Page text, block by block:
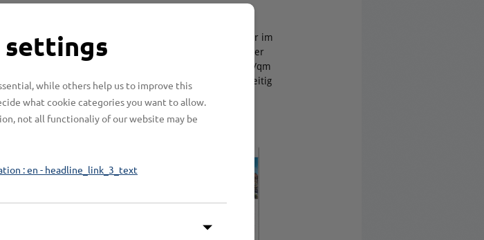
Über 60 Kalendertitel aus ganz Deutschland haben wir im
Programm. Mit Stadt- und Landschaftsmotiven ist jeder
Top Card Kalender 180 x 200 mm groß und auf 330 g/qm
Karton gedruckt. Die Monatsabbildungen sind gleichzeitig
settings
while others help us to improve this
what cookie categories you want to allow.
not all functionaliy of our website may be
: en - headline_link_3_text